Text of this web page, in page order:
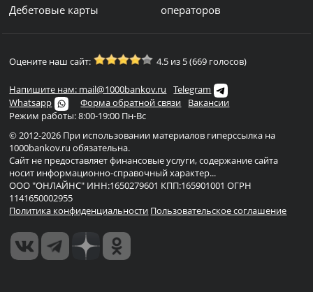
Дебетовые карты
операторов
Оцените наш сайт: 4.5 из 5 (669 голосов)
Напишите нам: mail@1000bankov.ru
Telegram
Whatsapp
Форма обратной связи
Вакансии
Режим работы: 8:00-19:00 Пн-Вс
© 2012-2026 При использовании материалов гиперссылка на
1000bankov.ru обязательна.
Сайт не предоставляет финансовые услуги, содержание сайта
носит информационно-справочный характер...
ООО "ОНЛАЙНС" ИНН:1650279601 КПП:165901001 ОГРН
1141650002955
Политика конфиденциальности Пользовательское соглашение